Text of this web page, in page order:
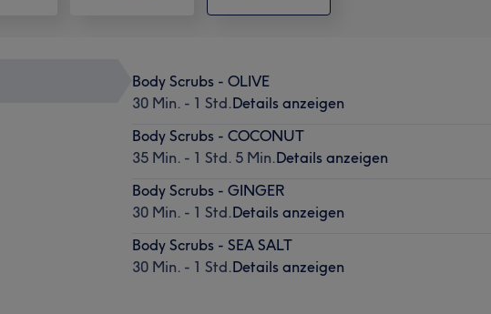
Body Scrubs - OLIVE
30 Min. - 1 Std.Details anzeigen
Body Scrubs - COCONUT
35 Min. - 1 Std. 5 Min.Details anzeigen
Body Scrubs - GINGER
30 Min. - 1 Std.Details anzeigen
Body Scrubs - SEA SALT
30 Min. - 1 Std.Details anzeigen